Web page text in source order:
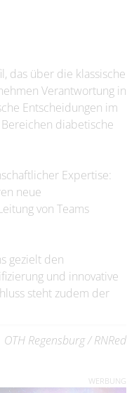
das über die klassische
Verantwortung in
Entscheidungen im
diabetische
Expertise:
neue
von Teams
gezielt den
und innovative
steht zudem der
OTH Regensburg / RNRed
WERBUNG